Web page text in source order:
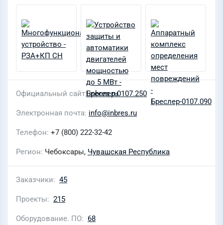
Официальный сайт inbres.ru
Электронная почта info@inbres.ru
Телефон +7 (800) 222-32-42
Регион Чебоксары, Чувашская Республика
Заказчики 45
Проекты 215
Оборудование. ПО 68